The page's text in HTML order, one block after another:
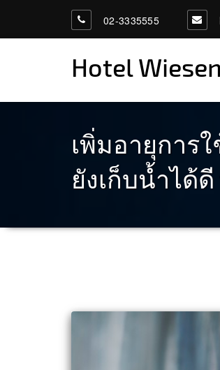
02-3335555
Hotel
เพิ่มอายุการ
ยังเก็บน้ำได้